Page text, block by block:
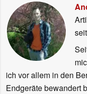
ich vor allem in den
Endgeräte bewandert